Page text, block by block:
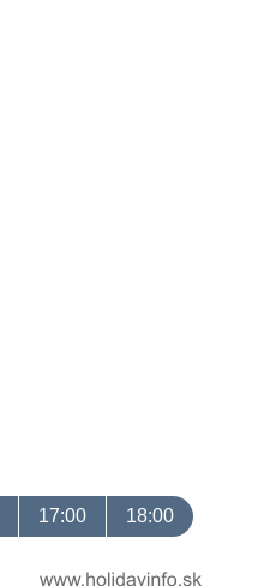
17:00 18:00